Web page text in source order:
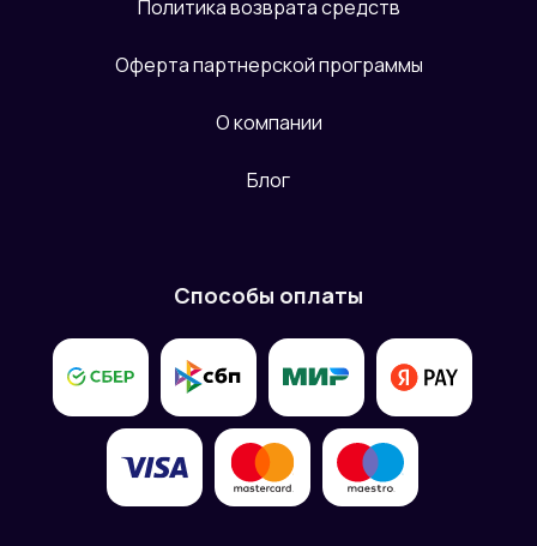
Политика возврата средств
Оферта партнерской программы
О компании
Блог
Способы оплаты